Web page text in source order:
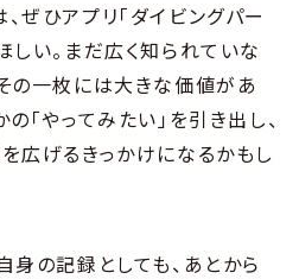
ぜひアプリ「ダイビングパー
しい。まだ広く知られていな
の一枚には大きな価値があ
「やってみたい」を引き出し、
広げるきっかけになるかもし
身の記録としても、あとから